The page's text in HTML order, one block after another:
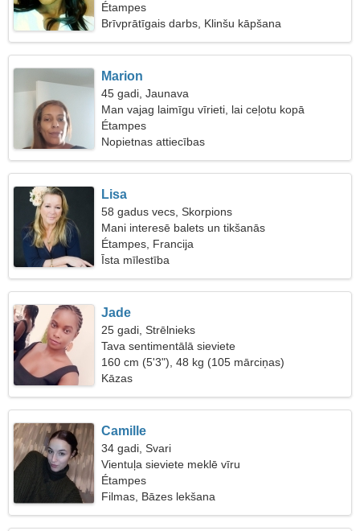
Étampes
Brīvprātīgais darbs, Klinšu kāpšana
Marion
45 gadi, Jaunava
Man vajag laimīgu vīrieti, lai ceļotu kopā
Étampes
Nopietnas attiecības
Lisa
58 gadus vecs, Skorpions
Mani interesē balets un tikšanās
Étampes, Francija
Īsta mīlestība
Jade
25 gadi, Strēlnieks
Tava sentimentālā sieviete
160 cm (5'3"), 48 kg (105 mārciņas)
Kāzas
Camille
34 gadi, Svari
Vientuļa sieviete meklē vīru
Étampes
Filmas, Bāzes lekšana